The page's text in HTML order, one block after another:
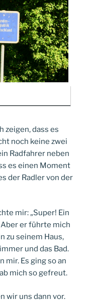
zeigen, dass es
noch keine zwei
Radfahrer neben
es einen Moment
der Radler von der
mir: „Super! Ein
Aber er führte mich
zu seinem Haus,
und das Bad.
mir. Es ging so an
mich so gefreut.
wir uns dann vor.